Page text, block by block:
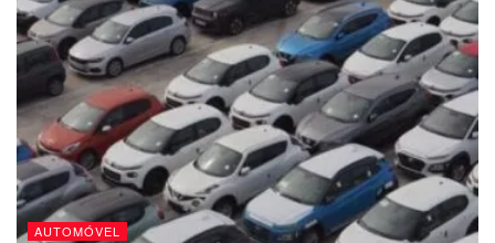
AUTOMÓVEL